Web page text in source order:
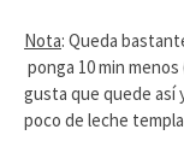
Nota: Queda
ponga 10 min
gusta que quede así
poco de leche